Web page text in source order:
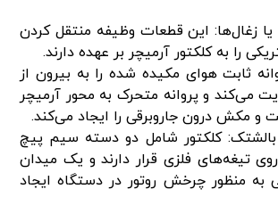
یا زغال‌ها: این قطعات وظیفه منتقل کردن
را به کلکتور آرمیچر بر عهده دارند.
ثابت هوای مکیده شده را به بیرون از
می‌کند و پروانه متحرک به محور آرمیچر
مکش درون جاروبرقی را ایجاد می‌کند.
بالشتک: کلکتور شامل دو دسته سیم پیچ
تیغه‌های فلزی قرار دارند و یک میدان
به منظور چرخش روتور در دستگاه ایجاد